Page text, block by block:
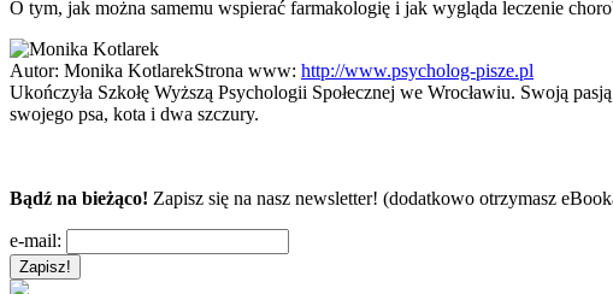
O tym, jak można samemu wspierać farmakologię i jak wygląda leczenie
Autor: Monika KotlarekStrona www: http://www.psycholog-pisze.pl
Ukończyła Szkołę Wyższą Psychologii Społecznej we Wrocławiu. Swoją
swojego psa, kota i dwa szczury.
Bądź na bieżąco! Zapisz się na nasz newsletter! (dodatkowo otrzymasz
e-mail: